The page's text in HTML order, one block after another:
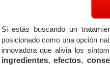
Si estás buscando un
posicionado como una opción
innovadora que alivia los
ingredientes,efectos,